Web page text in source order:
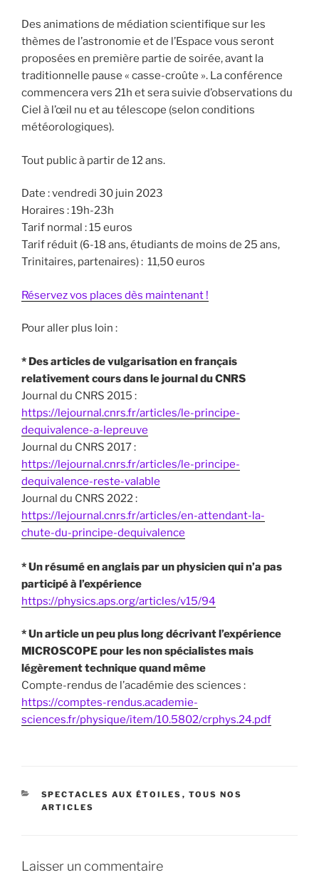
Des animations de médiation scientifique sur les
thèmes de l’astronomie et de l’Espace vous seront
proposées en première partie de soirée, avant la
traditionnelle pause « casse-croûte ». La conférence
commencera vers 21h et sera suivie d’observations du
Ciel à l’œil nu et au télescope (selon conditions
météorologiques).
Tout public à partir de 12 ans.
Date : vendredi 30 juin 2023
Horaires : 19h-23h
Tarif normal : 15 euros
Tarif réduit (6-18 ans, étudiants de moins de 25 ans,
Trinitaires, partenaires) : 11,50 euros
Réservez vos places dès maintenant !
Pour aller plus loin :
* Des articles de vulgarisation en français
relativement cours dans le journal du CNRS
Journal du CNRS 2015 :
https://lejournal.cnrs.fr/articles/le-principe-
dequivalence-a-lepreuve
Journal du CNRS 2017 :
https://lejournal.cnrs.fr/articles/le-principe-
dequivalence-reste-valable
Journal du CNRS 2022 :
https://lejournal.cnrs.fr/articles/en-attendant-la-
chute-du-principe-dequivalence
* Un résumé en anglais par un physicien qui n’a pas
participé à l’expérience
https://physics.aps.org/articles/v15/94
* Un article un peu plus long décrivant l’expérience
MICROSCOPE pour les non spécialistes mais
légèrement technique quand même
Compte-rendus de l’académie des sciences :
https://comptes-rendus.academie-
sciences.fr/physique/item/10.5802/crphys.24.pdf
CATÉGORIES
SPECTACLES AUX ÉTOILES , TOUS NOS
ARTICLES
Laisser un commentaire